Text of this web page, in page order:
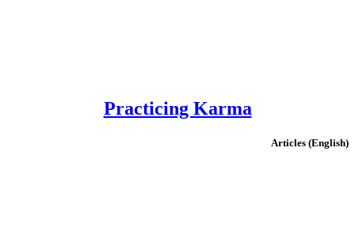
Practicing Karma
(English) Articles